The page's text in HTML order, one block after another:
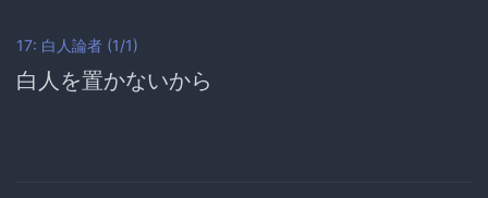
17: 白人論者 (1/1)
白人を置かないから